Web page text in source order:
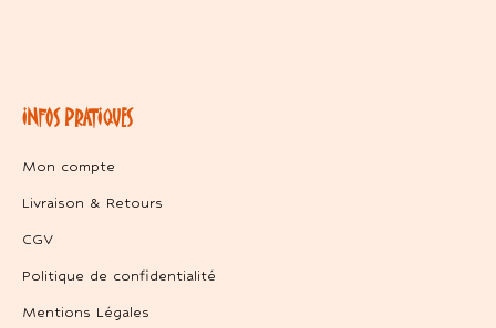
INFOS PRATIQUES
Mon compte
Livraison & Retours
CGV
Politique de confidentialité
Mentions Légales